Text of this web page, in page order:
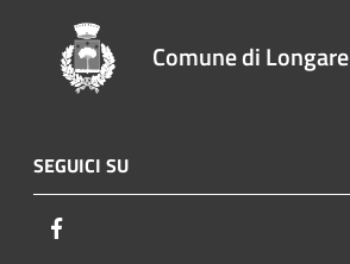
Comune di Longare
SEGUICI SU